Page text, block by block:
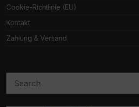
Cookie-Richtlinie (EU)
Kontakt
Zahlung & Versand